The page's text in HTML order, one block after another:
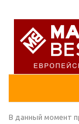
В данный момент